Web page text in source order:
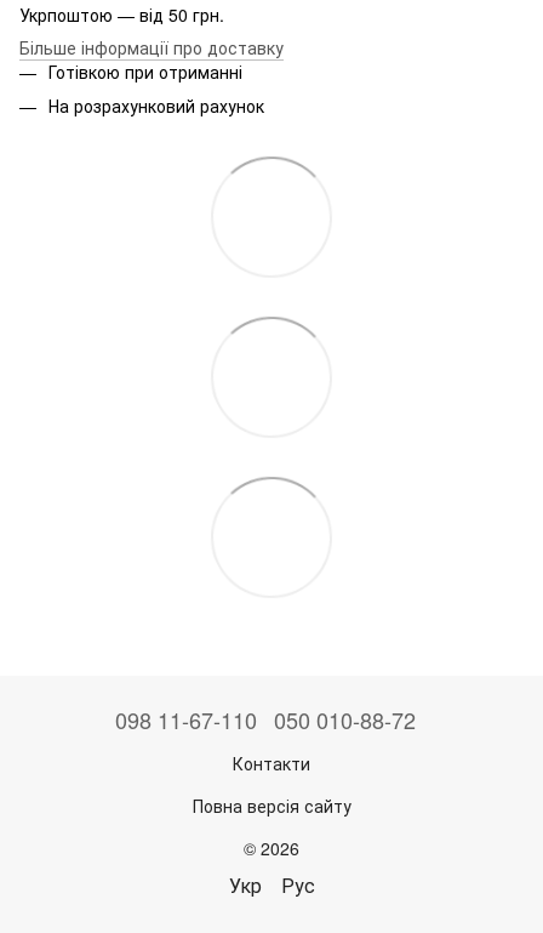
Укрпоштою — від 50 грн.
Більше інформації про доставку
Готівкою при отриманні
На розрахунковий рахунок
098 11-67-110 050 010-88-72
Контакти
Повна версія сайту
© 2026
Укр Рус